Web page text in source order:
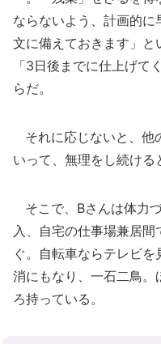
ならないよう、計画的
文に備えておきます」と
「3日後までに仕上げて
らだ。
それに応じないと、他
いって、無理をし続ける
そこで、Bさんは体力
入、自宅の仕事場兼居
ぐ。自転車ならテレビ
消にもなり、一石二鳥。
ろ持っている。